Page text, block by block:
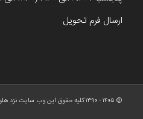
ارسال فرم تحویل
© ۱۴۰۵ - ۱۳۹۰ کلیه حقوق این وب سایت نزد هلو سنتر محفوظ است .